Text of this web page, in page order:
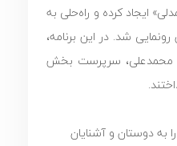
ایجاد کرده و راه‌حلی به
شد. در این برنامه،
محمدعلی، سرپرست بخش
به دوستان و آشنایان